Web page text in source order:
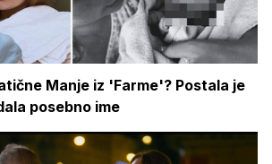
Manje iz 'Farme'? Postala je
posebno ime